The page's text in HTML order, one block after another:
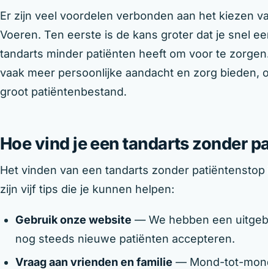
Er zijn veel voordelen verbonden aan het kiezen
Voeren. Ten eerste is de kans groter dat je snel
tandarts minder patiënten heeft om voor te
vaak meer persoonlijke aandacht en zorg bieden,
groot patiëntenbestand.
Hoe vind je een tandarts zonder
Het vinden van een tandarts zonder
zijn vijf tips die je kunnen helpen:
Gebruik onze website — We hebben een
nog steeds nieuwe patiënten accepteren.
Vraag aan vrienden en familie — Mond-tot-